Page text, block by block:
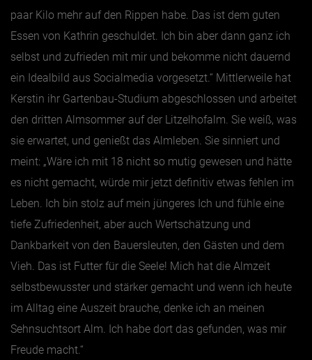
paar Kilo mehr auf den Rippen habe. Das ist dem guten
Essen von Kathrin geschuldet. Ich bin aber dann ganz ich
selbst und zufrieden mit mir und bekomme nicht dauernd
ein Idealbild aus Socialmedia vorgesetzt.“ Mittlerweile hat
Kerstin ihr Gartenbau-Studium abgeschlossen und arbeitet
den dritten Almsommer auf der Litzelhofalm. Sie weiß, was
sie erwartet, und genießt das Almleben. Sie sinniert und
meint: „Wäre ich mit 18 nicht so mutig gewesen und hätte
es nicht gemacht, würde mir jetzt definitiv etwas fehlen im
Leben. Ich bin stolz auf mein jüngeres Ich und fühle eine
tiefe Zufriedenheit, aber auch Wertschätzung und
Dankbarkeit von den Bauersleuten, den Gästen und dem
Vieh. Das ist Futter für die Seele! Mich hat die Almzeit
selbstbewusster und stärker gemacht und wenn ich heute
im Alltag eine Auszeit brauche, denke ich an meinen
Sehnsuchtsort Alm. Ich habe dort das gefunden, was mir
Freude macht.“